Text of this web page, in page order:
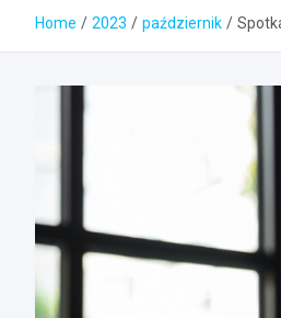
Home 2023 październik